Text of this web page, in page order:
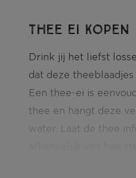
Thee ei kopen
Drink jij het liefst
dat deze
Een thee-ei is
thee en hangt deze
water. Laat de thee